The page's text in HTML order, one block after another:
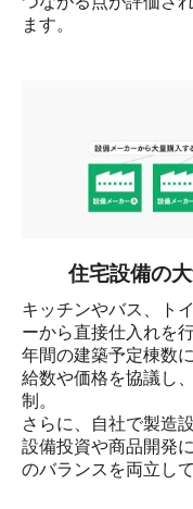
ます。
住宅設備の
キッチンやバス、ト
ーから直接仕入れを
年間の建築予定棟数
給数や価格を協議し
制。
さらに、自社で製造
設備投資や商品開発
のバランスを両立して